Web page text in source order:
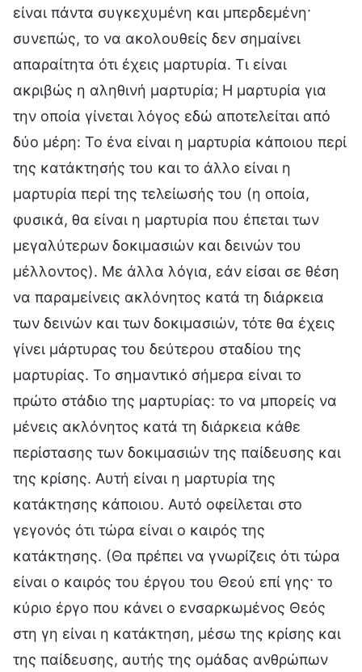
είναι πάντα συγκεχυμένη και μπερδεμένη·
συνεπώς, το να ακολουθείς δεν σημαίνει
απαραίτητα ότι έχεις μαρτυρία. Τι είναι
ακριβώς η αληθινή μαρτυρία; Η μαρτυρία για
την οποία γίνεται λόγος εδώ αποτελείται από
δύο μέρη: Το ένα είναι η μαρτυρία κάποιου περί
της κατάκτησής του και το άλλο είναι η
μαρτυρία περί της τελείωσής του (η οποία,
φυσικά, θα είναι η μαρτυρία που έπεται των
μεγαλύτερων δοκιμασιών και δεινών του
μέλλοντος). Με άλλα λόγια, εάν είσαι σε θέση
να παραμείνεις ακλόνητος κατά τη διάρκεια
των δεινών και των δοκιμασιών, τότε θα έχεις
γίνει μάρτυρας του δεύτερου σταδίου της
μαρτυρίας. Το σημαντικό σήμερα είναι το
πρώτο στάδιο της μαρτυρίας: το να μπορείς να
μένεις ακλόνητος κατά τη διάρκεια κάθε
περίστασης των δοκιμασιών της παίδευσης και
της κρίσης. Αυτή είναι η μαρτυρία της
κατάκτησης κάποιου. Αυτό οφείλεται στο
γεγονός ότι τώρα είναι ο καιρός της
κατάκτησης. (Θα πρέπει να γνωρίζεις ότι τώρα
είναι ο καιρός του έργου του Θεού επί γης· το
κύριο έργο που κάνει ο ενσαρκωμένος Θεός
στη γη είναι η κατάκτηση, μέσω της κρίσης και
της παίδευσης, αυτής της ομάδας ανθρώπων